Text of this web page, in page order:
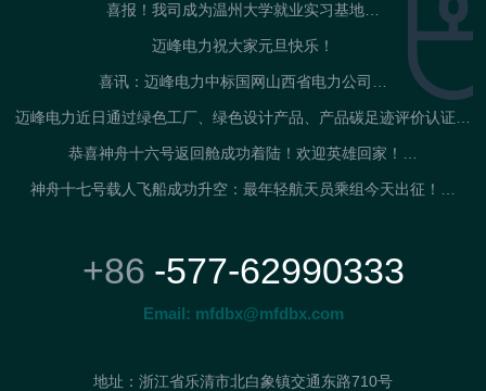
喜报！我司成为温州大学就业实习基地…
迈峰电力祝大家元旦快乐！
喜讯：迈峰电力中标国网山西省电力公司…
迈峰电力近日通过绿色工厂、绿色设计产品、产品碳足迹评价认证…
恭喜神舟十六号返回舱成功着陆！欢迎英雄回家！…
神舟十七号载人飞船成功升空：最年轻航天员乘组今天出征！…
+86 -577-62990333
Email: mfdbx@mfdbx.com
地址：浙江省乐清市北白象镇交通东路710号